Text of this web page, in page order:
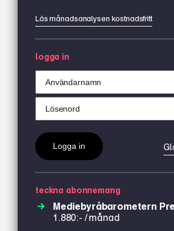
Läs månadsanalysen kostnadsfritt
logga in
teckna abonnemang
Mediebyråbarometern
1.880:- / månad